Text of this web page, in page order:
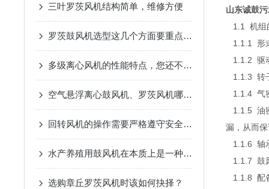
三叶罗茨风机结构简单，维修方便
罗茨鼓风机选型这几个方面要重点考虑
多级离心风机的性能特点，您还不知道吗
空气悬浮离心鼓风机、罗茨风机哪一个节能？
回转风机的操作需要严格遵守安全守则
水产养殖用鼓风机在本质上是一种气体输送装置
选购章丘罗茨风机时该如何抉择？
山东诚鼓
1.1 机组
1.1.1 形
1.1.2 驱
1.1.3 转
1.1.4 气
1.1.5 油
漏，从而
1.1.6 轴
1.1.7 鼓
1.1.8 配